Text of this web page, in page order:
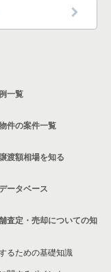
一覧
件一覧
件一覧
一覧
件の案件一覧
渡額相場を知る
ータベース
査定・売却についての知
るための基礎知識